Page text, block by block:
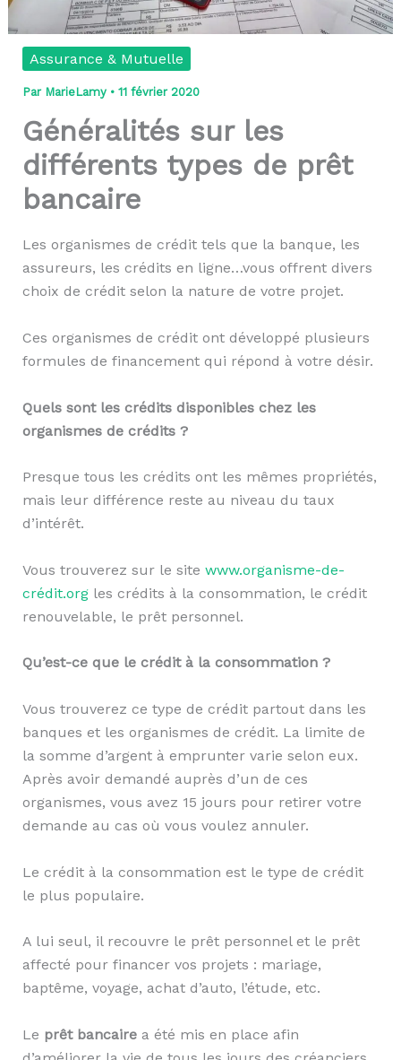
Assurance & Mutuelle
Par MarieLamy • 11 février 2020
Généralités sur les
différents types de prêt
bancaire
Les organismes de crédit tels que la banque, les
assureurs, les crédits en ligne…vous offrent divers
choix de crédit selon la nature de votre projet.
Ces organismes de crédit ont développé plusieurs
formules de financement qui répond à votre désir.
Quels sont les crédits disponibles chez les
organismes de crédits ?
Presque tous les crédits ont les mêmes propriétés,
mais leur différence reste au niveau du taux
d’intérêt.
Vous trouverez sur le site www.organisme-de-
crédit.orgles crédits à la consommation, le crédit
renouvelable, le prêt personnel.
Qu’est-ce que le crédit à la consommation ?
Vous trouverez ce type de crédit partout dans les
banques et les organismes de crédit. La limite de
la somme d’argent à emprunter varie selon eux.
Après avoir demandé auprès d’un de ces
organismes, vous avez 15 jours pour retirer votre
demande au cas où vous voulez annuler.
Le crédit à la consommation est le type de crédit
le plus populaire.
A lui seul, il recouvre le prêt personnel et le prêt
affecté pour financer vos projets : mariage,
baptême, voyage, achat d’auto, l’étude, etc.
Le prêt bancaire a été mis en place afin